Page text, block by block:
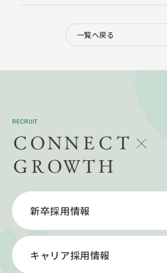
一覧へ戻る
RECRUIT
新卒採用情報
キャリア採用情報